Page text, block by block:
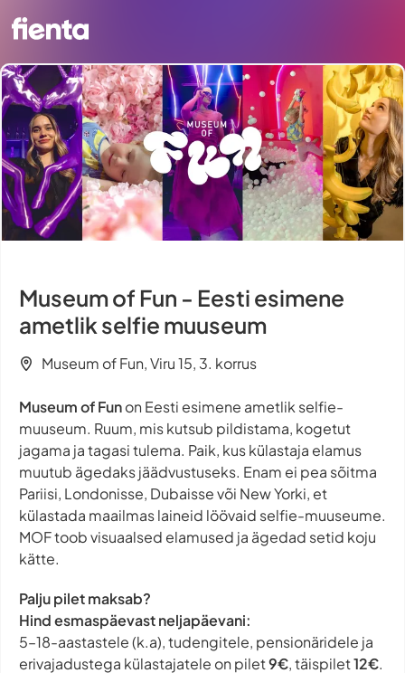
Museum of Fun - Eesti esimene
ametlik selfie muuseum
Museum of Fun, Viru 15, 3. korrus
Museum of Funon Eesti esimene ametlik selfie-
muuseum. Ruum, mis kutsub pildistama, kogetut
jagama ja tagasi tulema. Paik, kus külastaja elamus
muutub ägedaks jäädvustuseks. Enam ei pea sõitma
Pariisi, Londonisse, Dubaisse või New Yorki, et
külastada maailmas laineid löövaid selfie-muuseume.
MOF toob visuaalsed elamused ja ägedad setid koju
kätte.
Palju pilet maksab?
Hind esmaspäevast neljapäevani:
5–18-aastastele (k.a), tudengitele, pensionäridele ja
erivajadustega külastajatele on pilet9€, täispilet12€.